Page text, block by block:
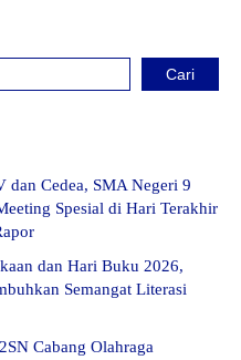
Cari
dan Cedea, SMA Negeri 9
Spesial di Hari Terakhir
dan Hari Buku 2026,
Semangat Literasi
Cabang Olahraga